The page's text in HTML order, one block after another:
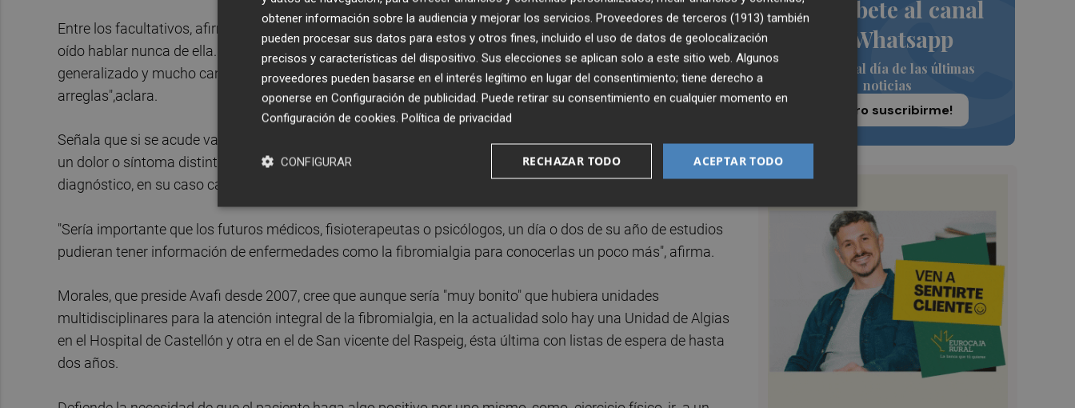
Suscríbete al canal
de Whatsapp
Siempre al día de las últimas
noticias
¡Quiero suscribirme!
Entre los facultativos, afirma, hay mucha diferencia entre los que sí conocen la patología y los que no han
oído hablar nunca de ella. "Te sientas delante de un médico y le dices que no duermes y que tienes un dolor
generalizado y mucho cansancio, pero te está viendo bien si eres una persona que te cuidas y
arreglas",aclara.
Señala que si se acude varias veces a un facultativo que no ha oído hablar de la fibromialgia, y cada vez con
un dolor o síntoma distinto, entiende que "no sepa ni por dónde cogernos", algo que hace que se retrase el
diagnóstico, en su caso casi diez años desde los primeros síntomas.
"Sería importante que los futuros médicos, fisioterapeutas o psicólogos, un día o dos de su año de estudios
pudieran tener información de enfermedades como la fibromialgia para conocerlas un poco más", afirma.
Morales, que preside Avafi desde 2007, cree que aunque sería "muy bonito" que hubiera unidades
multidisciplinares para la atención integral de la fibromialgia, en la actualidad solo hay una Unidad de Algias
en el Hospital de Castellón y otra en el de San vicente del Raspeig, ésta última con listas de espera de hasta
dos años.
obtener información sobre la audiencia y mejorar los servicios. Proveedores de terceros (1913) también
pueden procesar sus datos para estos y otros fines, incluido el uso de datos de geolocalización
precisos y características del dispositivo. Sus elecciones se aplican solo a este sitio web. Algunos
proveedores pueden basarse en el interés legítimo en lugar del consentimiento; tiene derecho a
oponerse en Configuración de publicidad. Puede retirar su consentimiento en cualquier momento en
Configuración de cookies. Política de privacidad
ACEPTAR TODO
RECHAZAR TODO
CONFIGURAR